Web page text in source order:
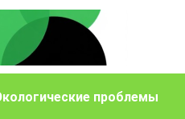
проблемы